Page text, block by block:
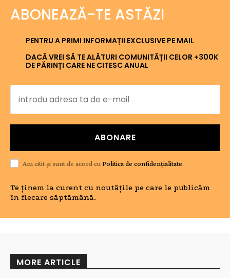
ABONEAZĂ-TE ASTĂZI
PENTRU A PRIMI INFORMAȚII EXCLUSIVE PE MAIL
DACĂ VREI SĂ TE ALĂTURI COMUNITĂȚII CELOR +300K
DE PĂRINȚI CARE NE CITESC ANUAL
ABONARE
Am citit și sunt de acord cu Politica de confidențialitate.
Te ținem la curent cu noutățile pe care le publicăm
în fiecare săptămână.
MORE ARTICLE